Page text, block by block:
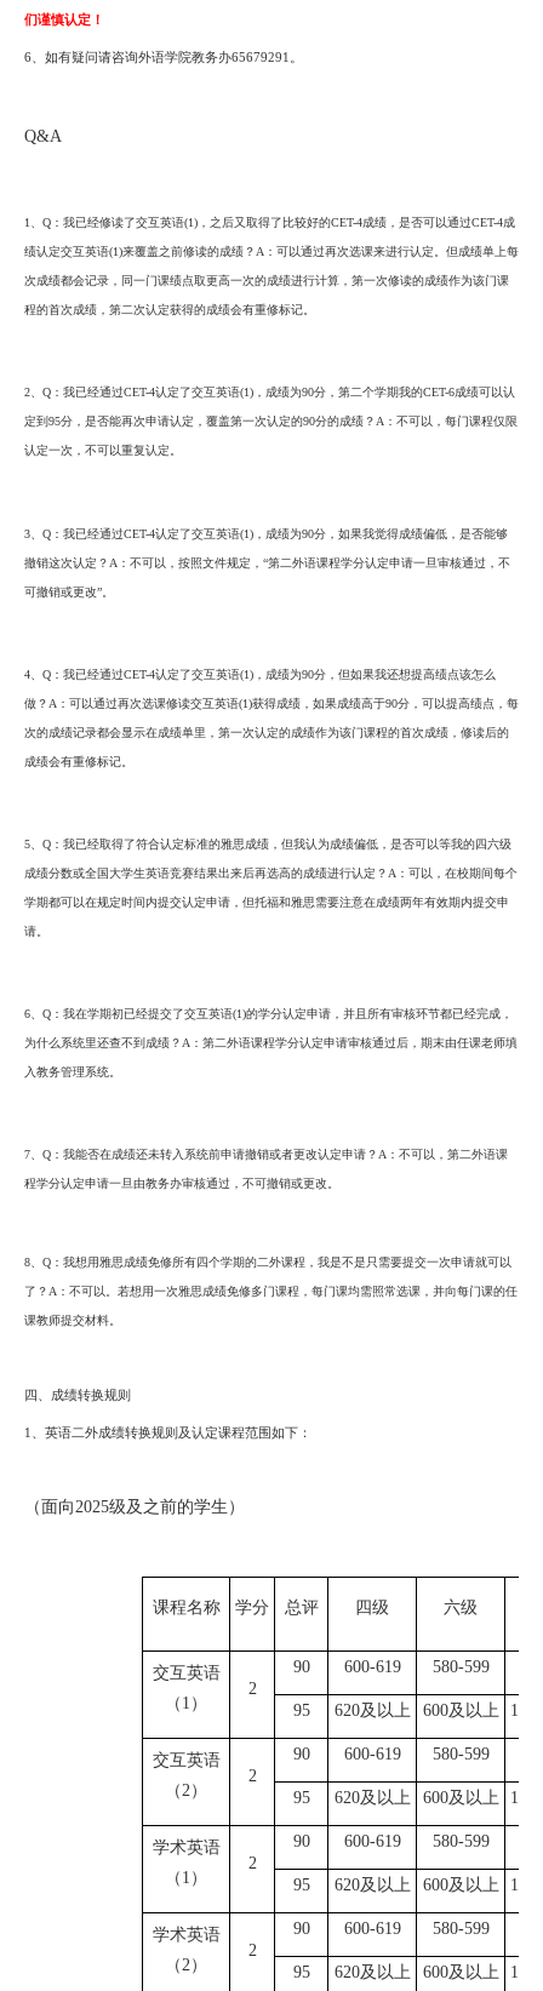
们谨慎认定！
6 、如有疑问请咨询外语学院教务办65679291。
Q&A
1 Q ： 我已经修读了交互英语(1) ，之后又取得了比较好的CET-4成绩，是否可以通过CET-4成
绩认定交互英语(1)来覆盖之前修读的成绩？ A ：可以通过再次选课来进行认定。但成绩单上每
次成绩都会记录，同一门课绩点取更高一次的成绩进行计算，第一次修读的成绩作为该门课
程的首次成绩，第二次认定获得的成绩会有重修标记。
2、 Q ：我已经通过CET-4认定了交互英语(1) ，成绩为90分，第二个学期我的CET-6成绩可以认
定到95分，是否能再次申请认定，覆盖第一次认定的90分的成绩？ A ：不可以，每门课程仅限
认定一次，不可以重复认定。
3、 Q ：我已经通过CET-4认定了交互英语(1) ，成绩为90分，如果我觉得成绩偏低，是否能够
撤销这次认定？ A ：不可以，按照文件规定， “第二外语课程学分认定申请一旦审核通过，不
可撤销或更改”
4、 Q ：我已经通过CET-4认定了交互英语(1) ，成绩为90分， 但如果我还想提高绩点该怎么
做？ A ：可以通过再次选课修读交互英语(1)获得成绩，如果成绩高于90分，可以提高绩点，每
次的成绩记录都会显示在成绩单里，第一次认定的成绩作为该门课程的首次成绩，修读后的
成绩会有重修标记。
5、 Q ：我已经取得了符合认定标准的雅思成绩，但我认为成绩偏低，是否可以等我的四六级
成绩分数或全国大学生英语竞赛结果出来后再选高的成绩进行认定？ A ：可以，在校期间每个
学期都可以在规定时间内提交认定申请，但托福和雅思需要注意在成绩两年有效期内提交申
请。
6、 Q ：我在学期初已经提交了交互英语(1)的学分认定申请，并且所有审核环节都已经完成，
为什么系统里还查不到成绩？ A ： 第二外语课程学分认定申请审核通过后，期末由任课老师填
入教务管理系统。
7 Q ：我能否在成绩还未转入系统前申请撤销或者更改认定申请？ A ：不可以， 第二外语课
程学分认定申请一旦由教务办审核通过，不可撤销或更改。
8 Q ：我想用雅思成绩免修所有四个学期的二外课程，我是不是只需要提交一次申请就可以
了？ A ： 不可以。若想用一次雅思成绩免修多门课程，每门课均需照常选课，并向每门课的任
课教师提交材料。
四、成绩转换规则
1、 英语二外成绩转换规则及认定课程范围如下 ：
（面向 2025级及之前的学生）
课程名称 学分 总评 四级 六级
交互英语
（ 1）
2
90 600-619 580-599
95 620及以上 600及以上 100
交互英语
（ 2 ）
2
90 600-619 580-599
95 620及以上 600及以上 100
学术英语
（ 1）
2
90 600-619 580-599
95 620及以上 600及以上 100
学术英语
（ 2 ）
2
90 600-619 580-599
95 620及以上 600及以上 100